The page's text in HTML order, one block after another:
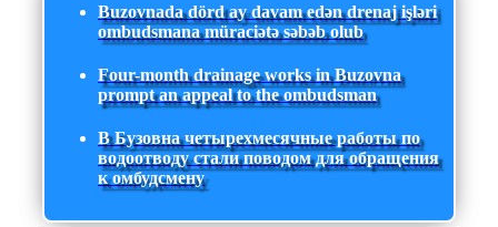
Buzovnada dörd ay davam edən drenaj işləri
ombudsmana müraciətə səbəb olub
Four-month drainage works in Buzovna
prompt an appeal to the ombudsman
В Бузовна четырехмесячные работы по
водоотводу стали поводом для обращения
к омбудсмену